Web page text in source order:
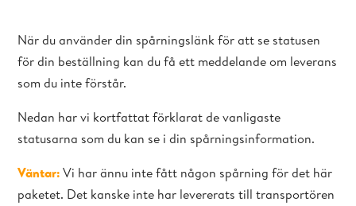
När du använder din spårningslänk för att se statusen
för din beställning kan du få ett meddelande om leverans
som du inte förstår.
Nedan har vi kortfattat förklarat de vanligaste
statusarna som du kan se i din spårningsinformation.
Väntar:Vi har ännu inte fått någon spårning för det här
paketet. Det kanske inte har levererats till transportören